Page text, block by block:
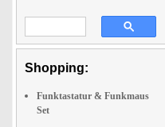
Shopping:
Funktastatur & Funkmaus
Set